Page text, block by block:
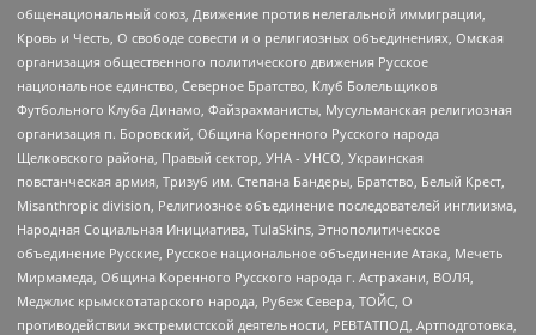
общенациональный союз, Движение против нелегальной иммиграции,
Кровь и Честь, О свободе совести и о религиозных объединениях, Омская
организация общественного политического движения Русское
национальное единство, Северное Братство, Клуб Болельщиков
Футбольного Клуба Динамо, Файзрахманисты, Мусульманская религиозная
организация п. Боровский, Община Коренного Русского народа
Щелковского района, Правый сектор, УНА - УНСО, Украинская
повстанческая армия, Тризуб им. Степана Бандеры, Братство, Белый Крест,
Misanthropic division, Религиозное объединение последователей инглиизма,
Народная Социальная Инициатива, TulaSkins, Этнополитическое
объединение Русские, Русское национальное объединение Атака, Мечеть
Мирмамеда, Община Коренного Русского народа г. Астрахани, ВОЛЯ,
Меджлис крымскотатарского народа, Рубеж Севера, ТОЙС, О
противодействии экстремистской деятельности, РЕВТАТПОД, Артподготовка,